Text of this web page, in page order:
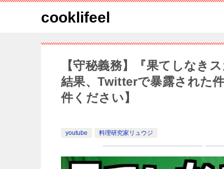
cooklifeel
【守秘義務】『果てしなき
結果、Twitterで暴露された
件ください】
youtube 料理研究家リュウジ